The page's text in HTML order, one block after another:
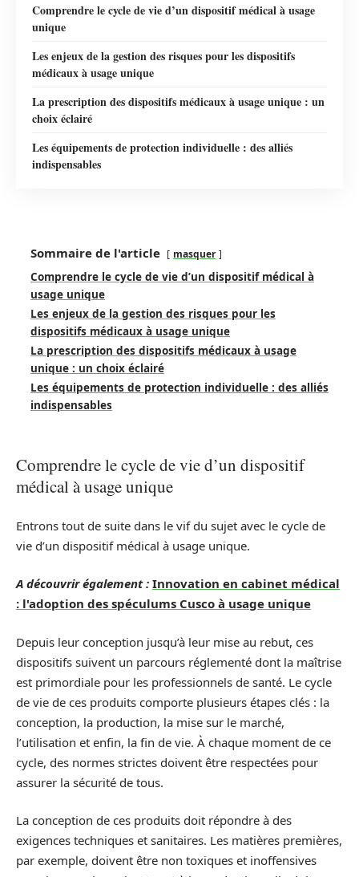
Comprendre le cycle de vie d’un dispositif médical à usage
unique
Les enjeux de la gestion des risques pour les dispositifs
médicaux à usage unique
La prescription des dispositifs médicaux à usage unique : un
choix éclairé
Les équipements de protection individuelle : des alliés
indispensables
Sommaire de l'article masquer
Comprendre le cycle de vie d’un dispositif médical à
usage unique
Les enjeux de la gestion des risques pour les
dispositifs médicaux à usage unique
La prescription des dispositifs médicaux à usage
unique : un choix éclairé
Les équipements de protection individuelle : des alliés
indispensables
Comprendre le cycle de vie d’un dispositif
médical à usage unique
Entrons tout de suite dans le vif du sujet avec le cycle de
vie d’un dispositif médical à usage unique.
A découvrir également : Innovation en cabinet médical
: l'adoption des spéculums Cusco à usage unique
Depuis leur conception jusqu’à leur mise au rebut, ces
dispositifs suivent un parcours réglementé dont la maîtrise
est primordiale pour les professionnels de santé. Le cycle
de vie de ces produits comporte plusieurs étapes clés : la
conception, la production, la mise sur le marché,
l’utilisation et enfin, la fin de vie. À chaque moment de ce
cycle, des normes strictes doivent être respectées pour
assurer la sécurité de tous.
La conception de ces produits doit répondre à des
exigences techniques et sanitaires. Les matières premières,
par exemple, doivent être non toxiques et inoffensives